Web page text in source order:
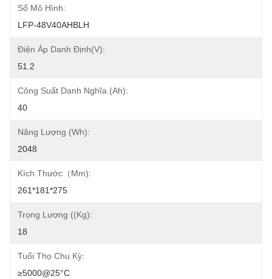
Số Mô Hình:
LFP-48V40AHBLH
Điện Áp Danh Định(V):
51.2
Công Suất Danh Nghĩa (Ah):
40
Năng Lượng (Wh):
2048
Kích Thước（mm):
261*181*275
Trọng Lượng ((kg):
18
Tuổi Thọ Chu Kỳ:
≥5000@25°C